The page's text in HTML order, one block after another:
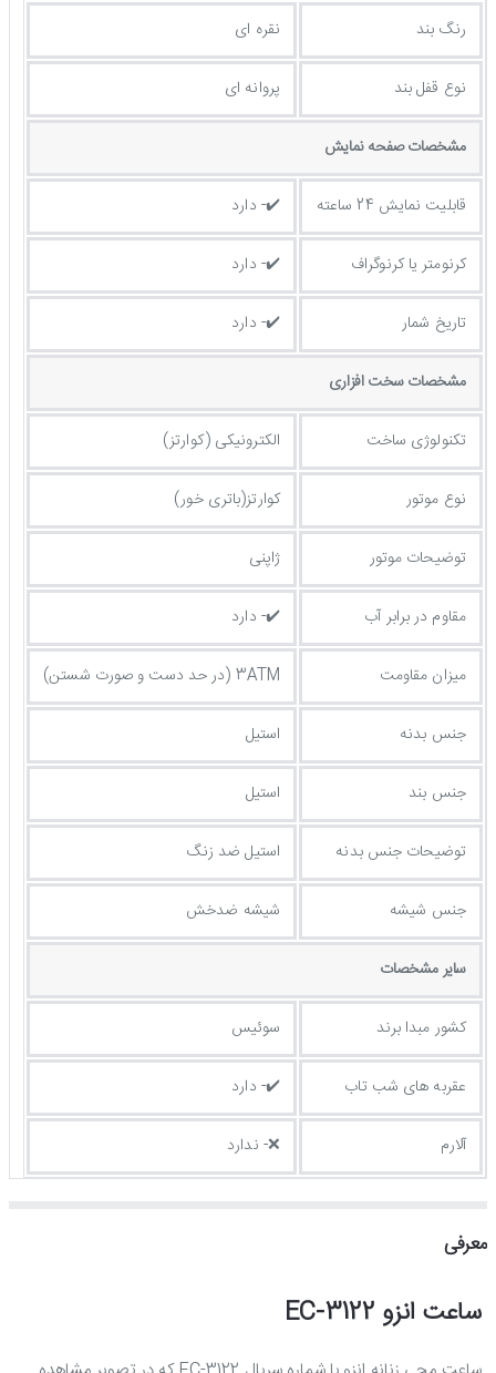
رنگ بند نقره ای
نوع قفل بند پروانه ای
مشخصات صفحه نمايش
قابلیت نمایش 24 ساعته ✔️- دارد
کرنومتر یا کرنوگراف ✔️- دارد
تاریخ شمار ✔️- دارد
مشخصات سخت افزاری
تکنولوژی ساخت الکترونیکی (کوارتز)
نوع موتور کوارتز(باتری خور)
توضیحات موتور ژاپنی
مقاوم در برابر آب ✔️- دارد
میزان مقاومت 3ATM (در حد دست و صورت شستن)
جنس بدنه استیل
جنس بند استیل
توضيحات جنس بدنه استیل ضد زنگ
جنس شیشه شیشه ضدخش
ساير مشخصات
کشور مبدا برند سوئیس
عقربه های شب تاب ✔️- دارد
آلارم ❌- ندارد
معرفی
ساعت انزو EC-3122